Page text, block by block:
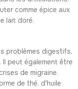
comme épice aux
lait doré.
problèmes digestifs,
peut également être
de migraine.
de thé, d'huile